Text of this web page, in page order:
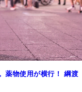
薬物使用が横行！ 綱渡